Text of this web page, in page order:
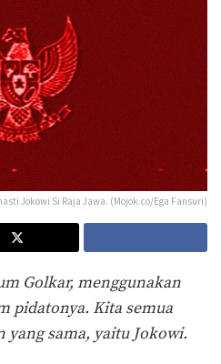
Jokowi Si Raja Jawa. (Mojok.co/Ega Fansuri)
Golkar, menggunakan
pidatonya. Kita semua
yang sama, yaitu Jokowi.